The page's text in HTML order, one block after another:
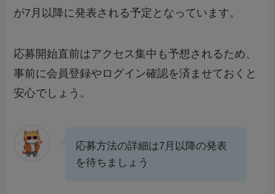
が7月以降に発表される予定となっています。
応募開始直前はアクセス集中も予想されるため、
事前に会員登録やログイン確認を済ませておくと
安心でしょう。
応募方法の詳細は7月以降の発表
を待ちましょう